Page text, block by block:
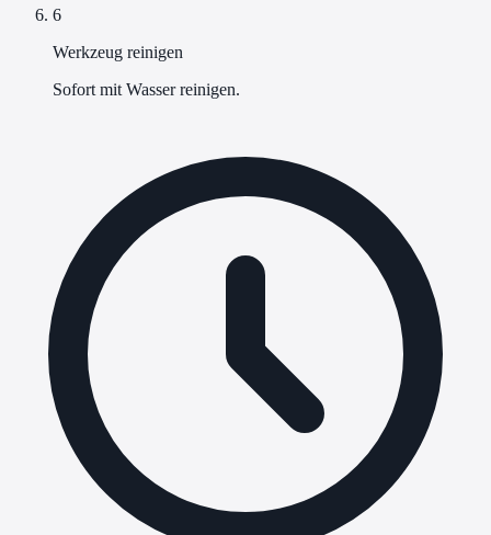
6
Werkzeug reinigen
Sofort mit Wasser reinigen.